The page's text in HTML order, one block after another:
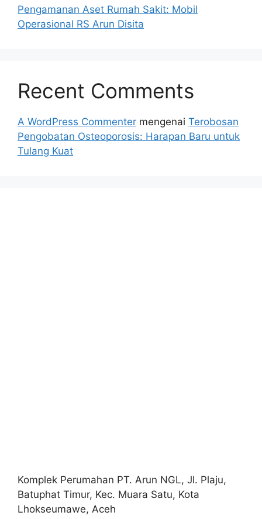
Pengamanan Aset Rumah Sakit: Mobil
Operasional RS Arun Disita
Recent Comments
A WordPress Commenter mengenai Terobosan
Pengobatan Osteoporosis: Harapan Baru untuk
Tulang Kuat
Komplek Perumahan PT. Arun NGL, Jl. Plaju,
Batuphat Timur, Kec. Muara Satu, Kota
Lhokseumawe, Aceh